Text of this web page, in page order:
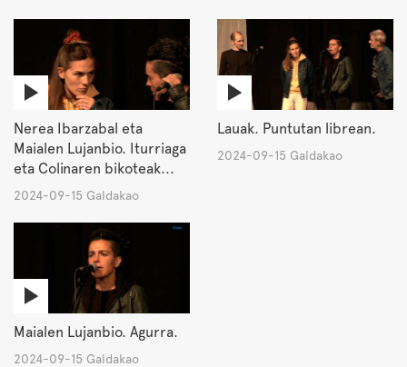
Nerea Ibarzabal eta
Maialen Lujanbio. Iturriaga
eta Colinaren bikoteak...
2024-09-15 Galdakao
Lauak. Puntutan librean.
2024-09-15 Galdakao
Maialen Lujanbio. Agurra.
2024-09-15 Galdakao